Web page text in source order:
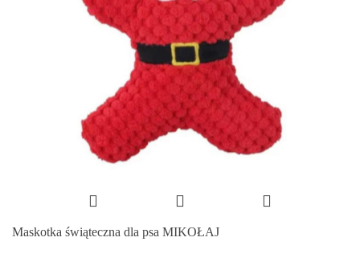
Maskotka świąteczna dla psa MIKOŁAJ